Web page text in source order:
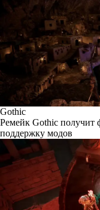
Gothic
Ремейк Gothic получит
поддержку модов